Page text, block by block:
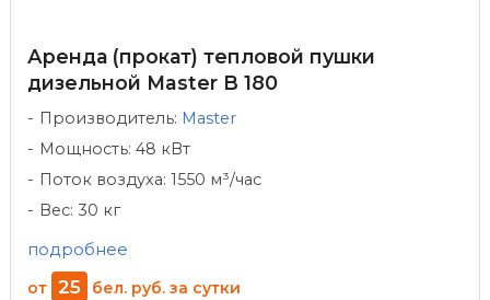
Аренда (прокат) тепловой пушки
дизельной Master B 180
Производитель: Master
Мощность: 48 кВт
Поток воздуха: 1550 м³/час
Вес: 30 кг
подробнее
от 25 бел. руб. за сутки